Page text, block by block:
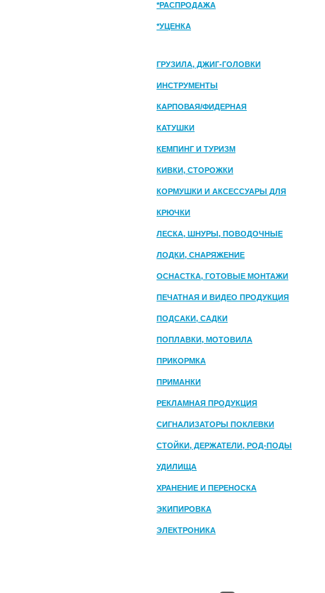
*РАСПРОДАЖА
*УЦЕНКА
ГРУЗИЛА, ДЖИГ-ГОЛОВКИ
ИНСТРУМЕНТЫ
КАРПОВАЯ/ФИДЕРНАЯ
КАТУШКИ
КЕМПИНГ И ТУРИЗМ
КИВКИ, СТОРОЖКИ
КОРМУШКИ И АКСЕССУАРЫ ДЛЯ
ПРИКОРМКИ
КРЮЧКИ
ЛЕСКА, ШНУРЫ, ПОВОДОЧНЫЕ
МАТЕРИАЛЫ
ЛОДКИ, СНАРЯЖЕНИЕ
ОСНАСТКА, ГОТОВЫЕ МОНТАЖИ
ПЕЧАТНАЯ И ВИДЕО ПРОДУКЦИЯ
ПОДСАКИ, САДКИ
ПОПЛАВКИ, МОТОВИЛА
ПРИКОРМКА
ПРИМАНКИ
РЕКЛАМНАЯ ПРОДУКЦИЯ
СИГНАЛИЗАТОРЫ ПОКЛЕВКИ
СТОЙКИ, ДЕРЖАТЕЛИ, РОД-ПОДЫ
УДИЛИЩА
ХРАНЕНИЕ И ПЕРЕНОСКА
ЭКИПИРОВКА
ЭЛЕКТРОНИКА